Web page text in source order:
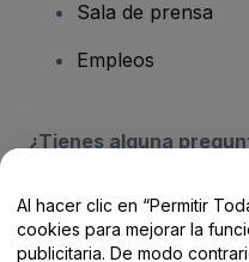
Sala de prensa
Empleos
¿Tienes alguna
Centro de Ayuda /
Al hacer clic en “Permitir
cookies para mejorar la
publicitaria. De modo